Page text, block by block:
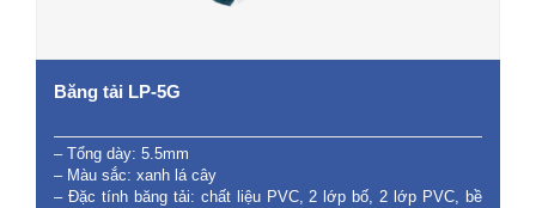
Băng tải LP-5G
– Tổng dày: 5.5mm
– Màu sắc: xanh lá cây
– Đặc tính băng tải: chất liệu PVC, 2 lớp bố, 2 lớp PVC, bề